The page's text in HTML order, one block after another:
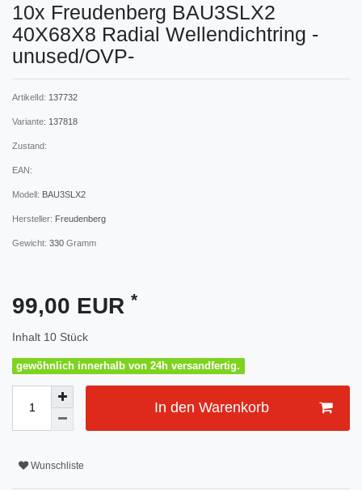
10x Freudenberg BAU3SLX2
40X68X8 Radial Wellendichtring -
unused/OVP-
ArtikelId: 137732
Variante: 137818
Zustand:
EAN:
Modell: BAU3SLX2
Hersteller: Freudenberg
Gewicht: 330 Gramm
99,00 EUR *
Inhalt 10 Stück
gewöhnlich innerhalb von 24h versandfertig.
In den Warenkorb
Wunschliste